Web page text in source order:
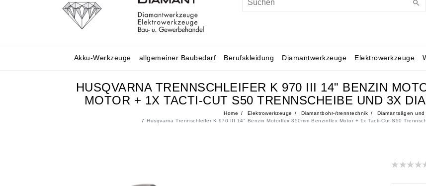
Akku-Werkzeuge allgemeiner Baubedarf Berufskleidung Diamantwerkzeuge Elektrowerkzeuge
HUSQVARNA TRENNSCHLEIFER K 970 III 14" BENZIN
MOTOR + 1X TACTI-CUT S50 TRENNSCHEIBE UND 3X
Home Elektrowerkzeuge Diamantbohr-/trenntechnik
Diamantsägen und
Husqvarna Trennschleifer K 970 III 14" Benzin Motorflex 350mm Benzinflex Motor + 1x Tacti-Cut S50